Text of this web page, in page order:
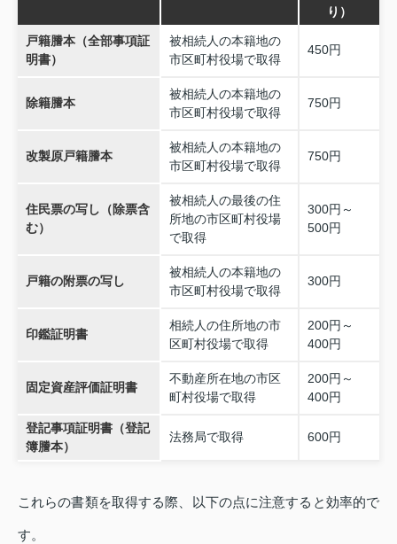
り）
戸籍謄本（全部事項証
明書）
被相続人の本籍地の
市区町村役場で取得
450円
除籍謄本
被相続人の本籍地の
市区町村役場で取得
750円
改製原戸籍謄本
被相続人の本籍地の
市区町村役場で取得
750円
住民票の写し（除票含
む）
被相続人の最後の住
所地の市区町村役場
で取得
300円～
500円
戸籍の附票の写し
被相続人の本籍地の
市区町村役場で取得
300円
印鑑証明書
相続人の住所地の市
区町村役場で取得
200円～
400円
固定資産評価証明書
不動産所在地の市区
町村役場で取得
200円～
400円
登記事項証明書（登記
簿謄本）
法務局で取得 600円
これらの書類を取得する際、以下の点に注意すると効率的で
す。